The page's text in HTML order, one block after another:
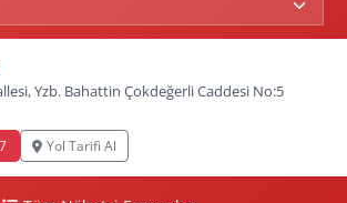
Yzb. Bahattin Çokdeğerli Caddesi No:5
Yol Tarifi Al